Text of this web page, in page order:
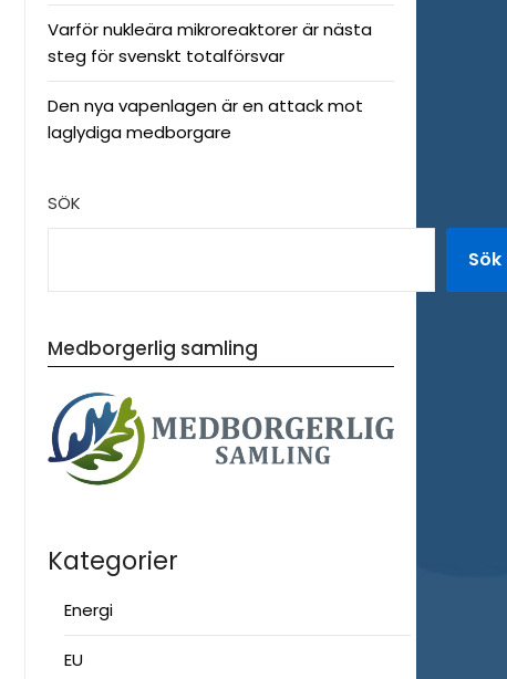
Varför nukleära mikroreaktorer är nästa
steg för svenskt totalförsvar
Den nya vapenlagen är en attack mot
laglydiga medborgare
SÖK
Sök
Medborgerlig samling
Kategorier
Energi
EU